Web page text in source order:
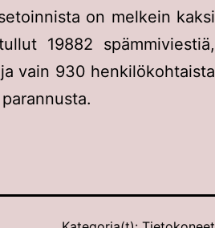
on melkein kaksi
19882 spämmiviestiä,
vain 930 henkilökohtaista